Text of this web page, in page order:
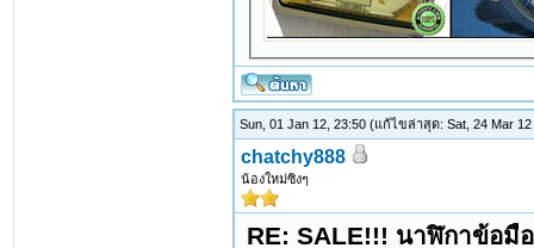
Sun, 01 Jan 12, 23:50(แก้ไขล่าสุด: Sat, 24 Mar
chatchy888
น้องใหม่ซิงๆ
RE: SALE!!! นาฬิกาข้อมื